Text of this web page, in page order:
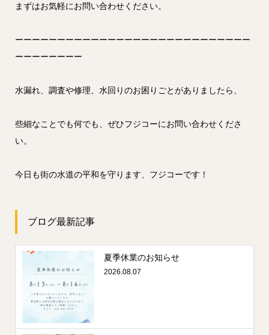
まずはお気軽にお問い合わせください。
ーーーーーーーーーーーーーーーーーーーーーーーーーーーー
ーーーーーーーー
水漏れ、調査や修理、水回りのお困りごとがありましたら、
些細なことでも何でも、ぜひフジコーにお問い合わせくださ
い。
今日も街の水道の平和を守ります、フジコーです！
ブログ最新記事
夏季休業のお知らせ
2026.08.07